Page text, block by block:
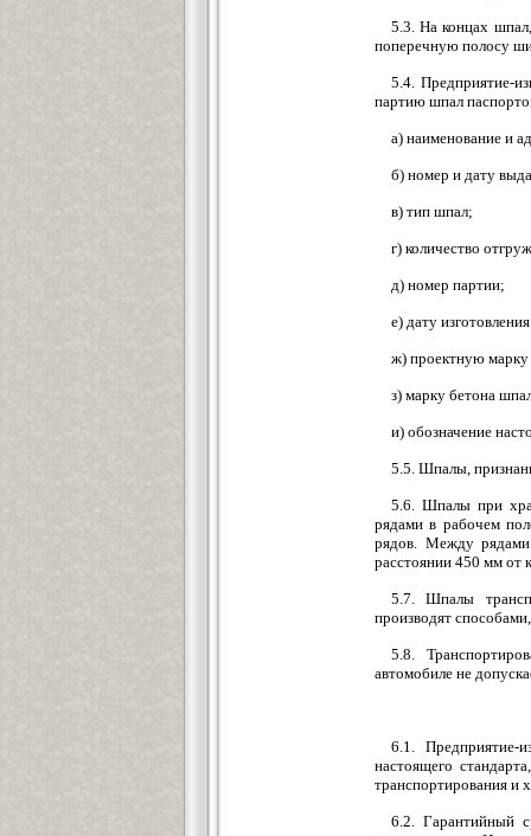
5.3. На концах
поперечную полосу
5.4. Предприятие-
партию шпал
а) наименование и
б) номер и дату
в) тип шпал;
г) количество
д) номер партии;
е) дату
ж) проектную
з) марку бетона
и) обозначение
5.5. Шпалы,
5.6. Шпалы при
рядами в рабочем
рядов. Между
расстоянии 450 мм от
5.7. Шпалы
производят
5.8.
автомобиле не
6.1. Предприятие-
настоящего
транспортирования и
6.2. Гарантийный